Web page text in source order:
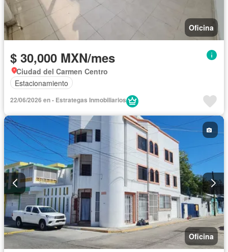
Oficina
$ 30,000 MXN/mes
Ciudad del Carmen Centro
Estacionamiento
22/06/2026 en - Estrategas Inmobiliarios
Oficina